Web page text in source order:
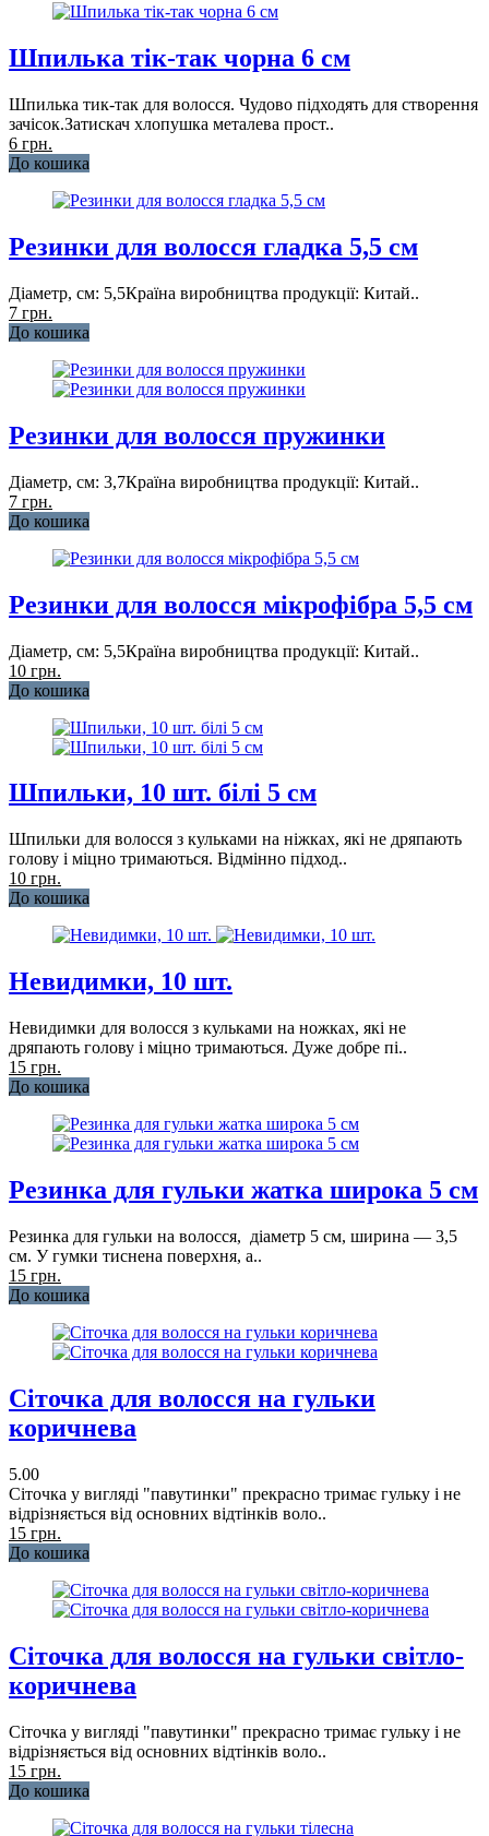
Шпилька тік-так чорна 6 см
Шпилька тик-так для волосся. Чудово підходять для створення
зачісок.Затискач хлопушка металева прост..
6 грн.
До кошика
Резинки для волосся гладка 5,5 см
Діаметр, см: 5,5Країна виробництва продукції: Китай..
7 грн.
До кошика
Резинки для волосся пружинки
Діаметр, см: 3,7Країна виробництва продукції: Китай..
7 грн.
До кошика
Резинки для волосся мікрофібра 5,5 см
Діаметр, см: 5,5Країна виробництва продукції: Китай..
10 грн.
До кошика
Шпильки, 10 шт. білі 5 см
Шпильки для волосся з кульками на ніжках, які не дряпають
голову і міцно тримаються. Відмінно підход..
10 грн.
До кошика
Невидимки, 10 шт.
Невидимки для волосся з кульками на ножках, які не
дряпають голову і міцно тримаються. Дуже добре пі..
15 грн.
До кошика
Резинка для гульки жатка широка 5 см
Резинка для гульки на волосся, діаметр 5 см, ширина — 3,5
см. У гумки тиснена поверхня, а..
15 грн.
До кошика
Сіточка для волосся на гульки
коричнева
5.00
Сіточка у вигляді "павутинки" прекрасно тримає гульку і не
відрізняється від основних відтінків воло..
15 грн.
До кошика
Сіточка для волосся на гульки світло-
коричнева
Сіточка у вигляді "павутинки" прекрасно тримає гульку і не
відрізняється від основних відтінків воло..
15 грн.
До кошика